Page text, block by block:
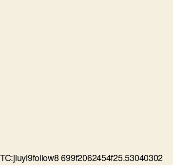
TC:jiuyi9follow8 699f2062454f25.53040302